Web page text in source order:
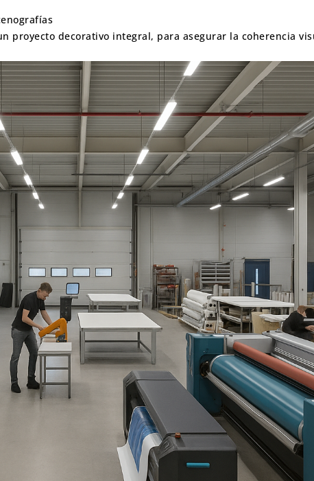
proyecto decorativo integral, para asegurar la coherencia